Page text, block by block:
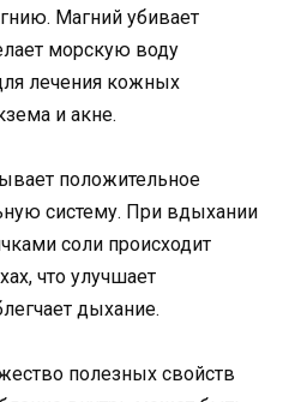
Магний убивает
морскую воду
лечения кожных
и акне.
положительное
систему. При вдыхании
соли происходит
что улучшает
дыхание.
полезных свойств